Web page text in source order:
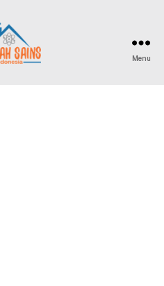
Menu